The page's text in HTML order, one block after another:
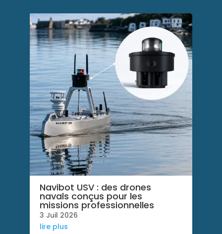
Navibot USV : des drones
navals conçus pour les
missions professionnelles
3 Juil 2026
lire plus